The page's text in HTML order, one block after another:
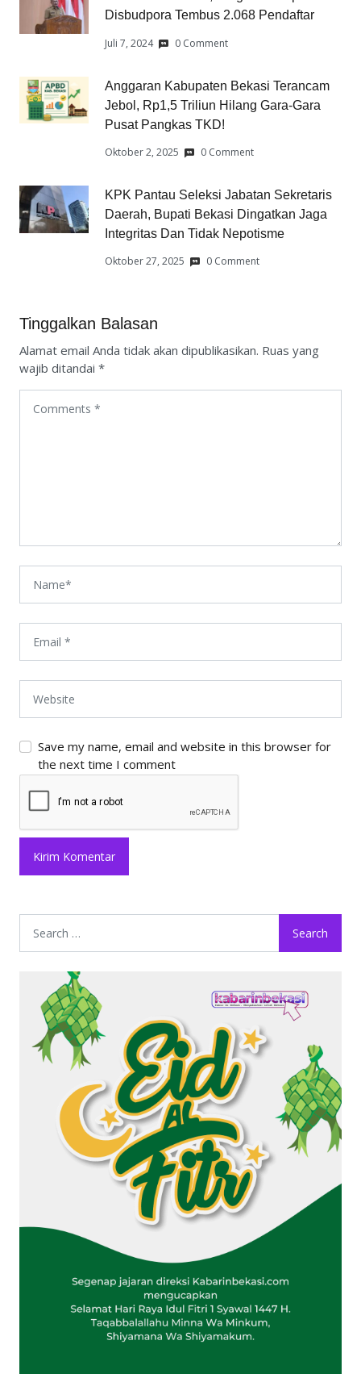
Disbudpora Tembus 2.068 Pendaftar
Juli 7, 2024 0 Comment
Anggaran Kabupaten Bekasi Terancam
Jebol, Rp1,5 Triliun Hilang Gara-Gara
Pusat Pangkas TKD!
Oktober 2, 2025 0 Comment
KPK Pantau Seleksi Jabatan Sekretaris
Daerah, Bupati Bekasi Dingatkan Jaga
Integritas Dan Tidak Nepotisme
Oktober 27, 2025 0 Comment
Tinggalkan Balasan
Alamat email Anda tidak akan dipublikasikan. Ruas yang
wajib ditandai *
Save my name, email and website in this browser for
the next time I comment